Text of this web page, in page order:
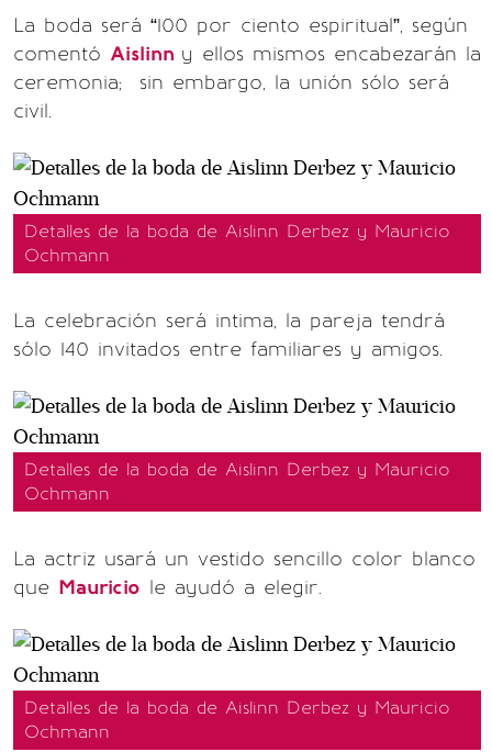
La boda será “100 por ciento espiritual”, según
comentó Aislinn y ellos mismos encabezarán la
ceremonia; sin embargo, la unión sólo será
civil.
Detalles de la boda de Aislinn Derbez y Mauricio
Ochmann
La celebración será intima, la pareja tendrá
sólo 140 invitados entre familiares y amigos.
Detalles de la boda de Aislinn Derbez y Mauricio
Ochmann
La actriz usará un vestido sencillo color blanco
que Mauricio le ayudó a elegir.
Detalles de la boda de Aislinn Derbez y Mauricio
Ochmann